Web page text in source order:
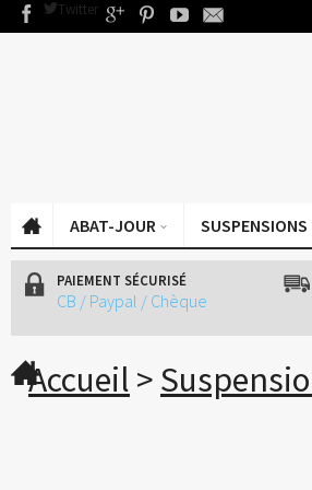
ÉCLAIREZ VOS ENVIES
ABAT-JOUR SUSPENSIONS
PAIEMENT SÉCURISÉ
CB / Paypal / Chèque
Accueil >
Twitter